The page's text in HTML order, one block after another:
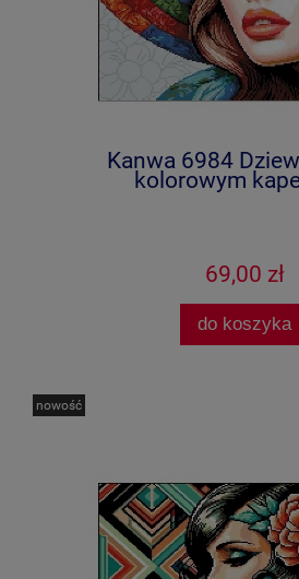
Kanwa 6984
kolorowym
69,00 zł
do koszyka
nowość